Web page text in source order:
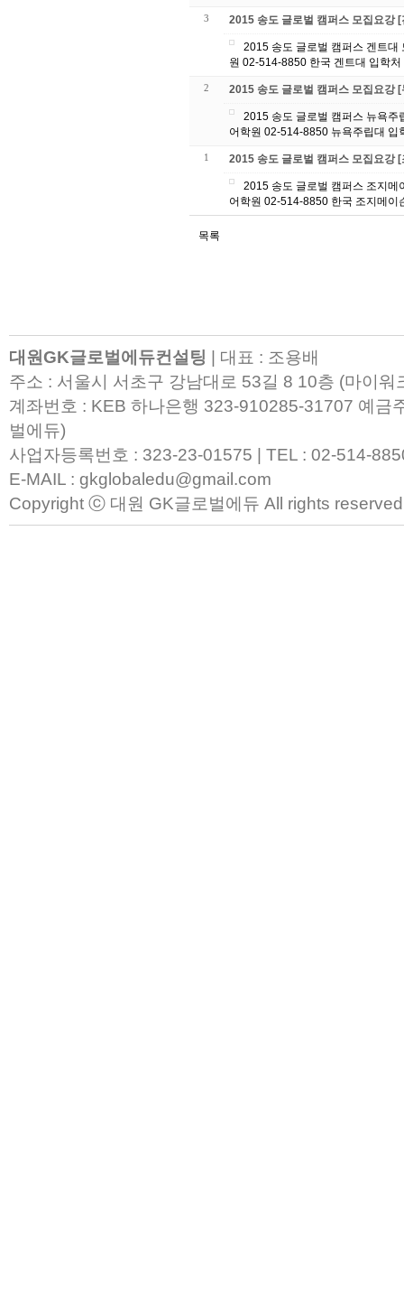
3 2015 송도 글로벌 캠퍼스 모집요강
2015 송도 글로벌 캠퍼스 겐트대
2 2015 송도 글로벌 캠퍼스 모집요강
2015 송도 글로벌 캠퍼스 뉴욕주립대 모집요강입니다. 확인하시고 궁금하신점
1 2015 송도 글로벌 캠퍼스 모집요강
2015 송도 글로벌 캠퍼스 조지메이슨 모집요강입니다. 확인하시고 궁금하신점
목록
대원GK글로벌에듀컨설팅 | 대표 : 조용배
주소 : 서울시 서초구 강남대로 53길 8 10층 (마이워
계좌번호 : KEB 하나은행 323-910285-31707 예금
벌에듀)
사업자등록번호 : 323-23-01575 | TEL : 02-514-
E-MAIL : gkglobaledu@gmail.com
Copyright ⓒ 대원 GK글로벌에듀 All rights